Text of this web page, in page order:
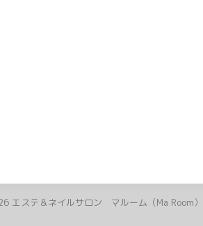
エステ＆ネイルサロン マルーム（Ma Room）